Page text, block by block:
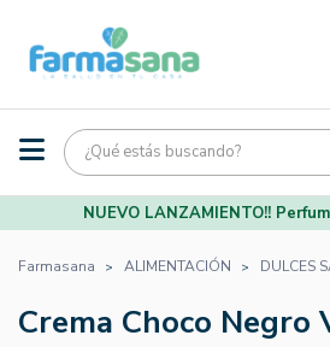
NUEVO LANZAMIENTO!!
Farmasana ALIMENTACIÓN DULCES
Crema Choco Negro